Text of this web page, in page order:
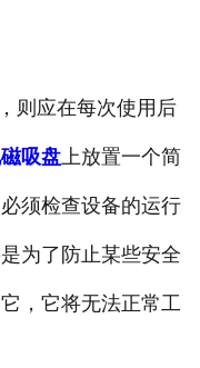
则应在每次使用后
吸盘上放置一个简
须检查设备的运行
为了防止某些安全
，它将无法正常工